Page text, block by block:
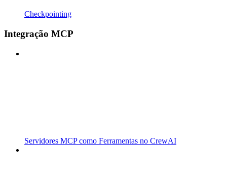
Checkpointing
Integração MCP
Servidores MCP como Ferramentas no CrewAI